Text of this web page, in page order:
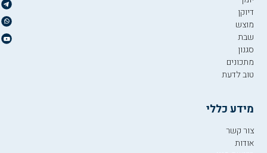
דיוקן
מוצש
שבת
סגנון
מתכונים
טוב לדעת
מידע כללי
צור קשר
אודות